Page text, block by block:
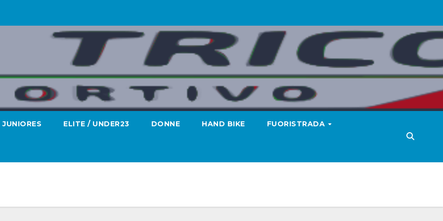
JUNIORES ELITE / UNDER23 DONNE HAND BIKE FUORISTRADA